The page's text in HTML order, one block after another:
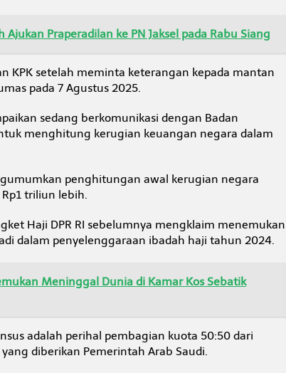
Ajukan Praperadilan ke PN Jaksel pada Rabu Siang
KPK setelah meminta keterangan kepada mantan
pada 7 Agustus 2025.
sedang berkomunikasi dengan Badan
menghitung kerugian keuangan negara dalam
penghitungan awal kerugian negara
triliun lebih.
Haji DPR RI sebelumnya mengklaim menemukan
dalam penyelenggaraan ibadah haji tahun 2024.
Meninggal Dunia di Kamar Kos Sebatik
adalah perihal pembagian kuota 50:50 dari
diberikan Pemerintah Arab Saudi.